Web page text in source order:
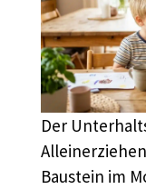
Der
Baustein im